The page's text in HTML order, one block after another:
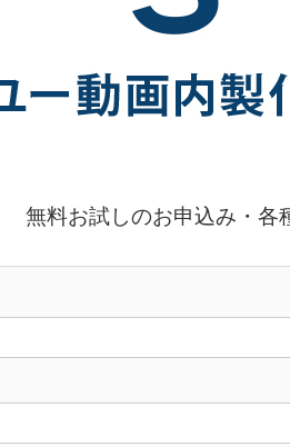
無料お試しのお申込み・各